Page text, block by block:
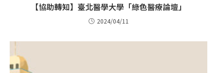
【協助轉知】臺北醫學大學「綠色醫療論壇」
2024/04/11